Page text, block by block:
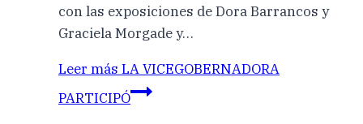
con las exposiciones de Dora Barrancos y
Graciela Morgade y…
Leer más LA VICEGOBERNADORA
PARTICIPÓ